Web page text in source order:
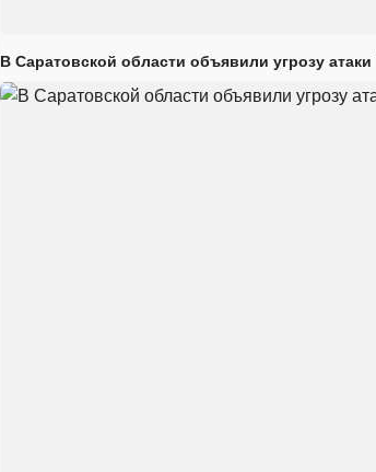
В Саратовской области объявили угрозу